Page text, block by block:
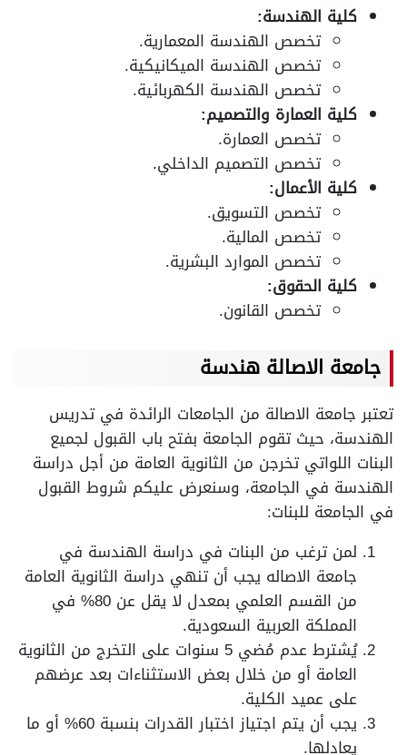
كلية الهندسة:
تخصص الهندسة المعمارية.
تخصص الهندسة الميكانيكية.
تخصص الهندسة الكهربائية.
كلية العمارة والتصميم:
تخصص العمارة.
تخصص التصميم الداخلي.
كلية الأعمال:
تخصص التسويق.
تخصص المالية.
تخصص الموارد البشرية.
كلية الحقوق:
تخصص القانون.
جامعة الاصالة هندسة
تعتبر جامعة الاصالة من الجامعات الرائدة في تدريس
الهندسة، حيث تقوم الجامعة بفتح باب القبول لجميع
البنات اللواتي تخرجن من الثانوية العامة من أجل دراسة
الهندسة في الجامعة، وسنعرض عليكم شروط القبول
في الجامعة للبنات:
لمن ترغب من البنات في دراسة الهندسة في
جامعة الاصاله يجب أن تنهي دراسة الثانوية العامة
من القسم العلمي بمعدل لا يقل عن 80% في
المملكة العربية السعودية.
يُشترط عدم مُضي 5 سنوات على التخرج من الثانوية
العامة أو من خلال بعض الاستثناءات بعد عرضهم
على عميد الكلية.
يجب أن يتم اجتياز اختبار القدرات بنسبة 60% أو ما
يعادلها.